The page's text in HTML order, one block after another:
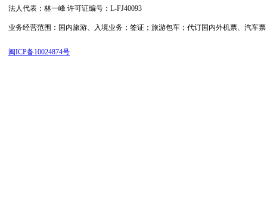
法人代表：林一峰 许可证编号：L-FJ40093
业务经营范围：国内旅游、入境业务；签证；旅游包车；代订国内外机票、汽
闽ICP备10024874号